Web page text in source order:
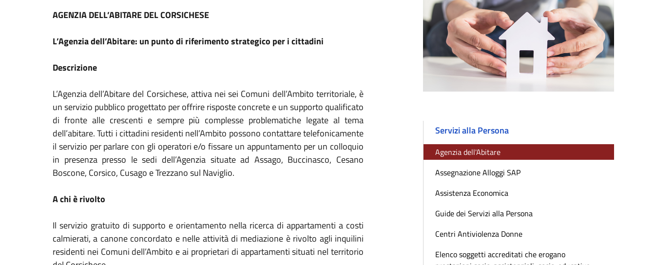
AGENZIA DELL’ABITARE DEL CORSICHESE
L’Agenzia dell’Abitare: un punto di riferimento strategico per i cittadini
Descrizione
L’Agenzia dell’Abitare del Corsichese, attiva nei sei Comuni dell’Ambito territoriale, è
un servizio pubblico progettato per offrire risposte concrete e un supporto qualificato
di fronte alle crescenti e sempre più complesse problematiche legate al tema
dell’abitare. Tutti i cittadini residenti nell’Ambito possono contattare telefonicamente
il servizio per parlare con gli operatori e/o fissare un appuntamento per un colloquio
in presenza presso le sedi dell’Agenzia situate ad Assago, Buccinasco, Cesano
Boscone, Corsico, Cusago e Trezzano sul Naviglio.
A chi è rivolto
Il servizio gratuito di supporto e orientamento nella ricerca di appartamenti a costi
calmierati, a canone concordato e nelle attività di mediazione è rivolto agli inquilini
residenti nei Comuni dell’Ambito e ai proprietari di appartamenti situati nel territorio
Servizi alla Persona
Agenzia dell'Abitare
Assegnazione Alloggi SAP
Assistenza Economica
Guide dei Servizi alla Persona
Centri Antiviolenza Donne
Elenco soggetti accreditati che erogano